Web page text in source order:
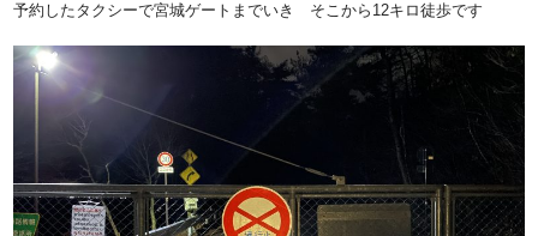
予約したタクシーで宮城ゲートまでいき そこから12キロ徒歩です